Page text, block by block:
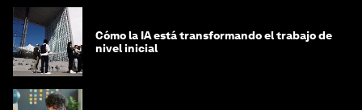
Cómo la IA está transformando el trabajo de
nivel inicial